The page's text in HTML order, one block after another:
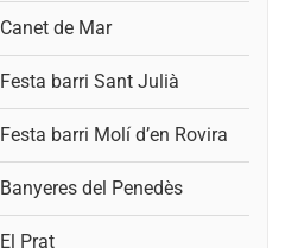
Canet de Mar
Festa barri Sant Julià
Festa barri Molí d’en Rovira
Banyeres del Penedès
El Prat